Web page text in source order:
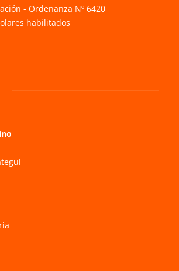
- Ordenanza Nº 6420
habilitados